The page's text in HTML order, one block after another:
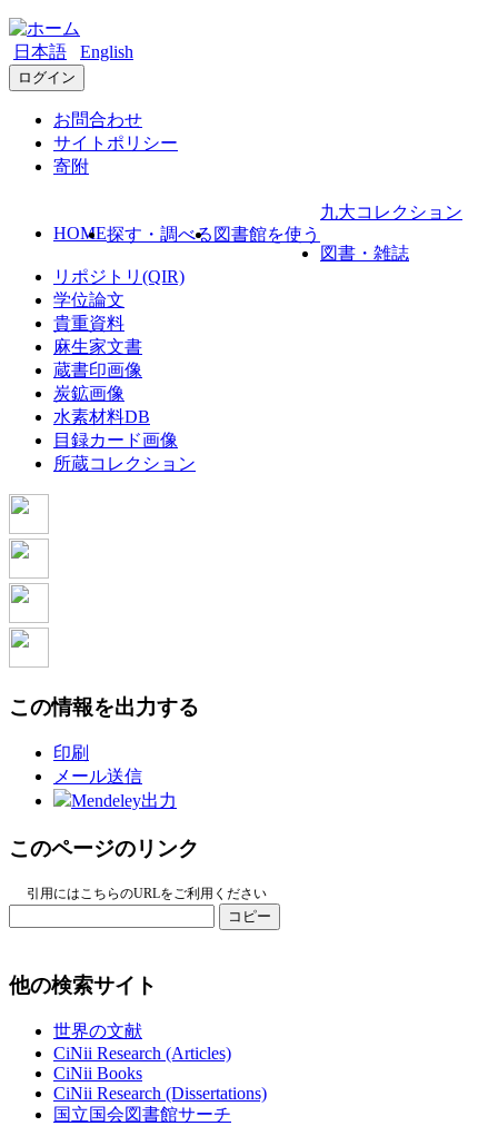
日本語 English
ログイン
お問合わせ
サイトポリシー
寄附
HOME探す・調べる 図書館を使う
九大コレクション
図書・雑誌
リポジトリ(QIR)
学位論文
貴重資料
麻生家文書
蔵書印画像
炭鉱画像
水素材料DB
目録カード画像
所蔵コレクション
この情報を出力する
印刷
メール送信
Mendeley出力
このページのリンク
引用にはこちらのURLをご利用ください
コピー
他の検索サイト
世界の文献
CiNii Research (Articles)
CiNii Books
CiNii Research (Dissertations)
国立国会図書館サーチ